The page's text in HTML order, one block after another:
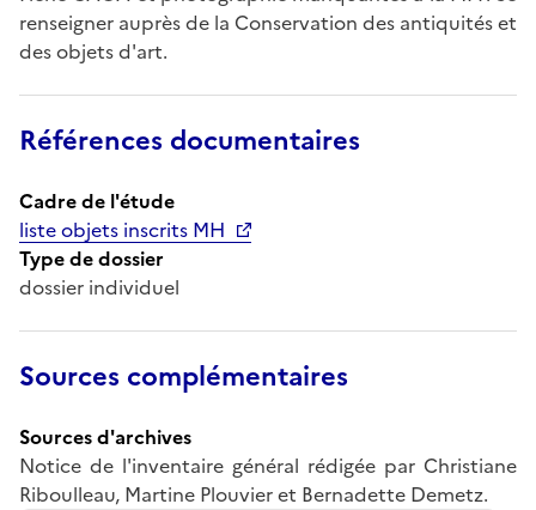
renseigner auprès de la Conservation des antiquités et
des objets d'art.
Références documentaires
Cadre de l'étude
liste objets inscrits MH
Type de dossier
dossier individuel
Sources complémentaires
Sources d'archives
Notice de l'inventaire général rédigée par Christiane
Riboulleau, Martine Plouvier et Bernadette Demetz.